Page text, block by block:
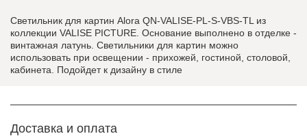
Светильник для картин Alora QN-VALISE-PL-S-VBS-TL из
коллекции VALISE PICTURE. Основание выполнено в отделке -
винтажная латунь. Светильники для картин можно
использовать при освещении - прихожей, гостиной, столовой,
кабинета. Подойдет к дизайну в стиле
Доставка и оплата